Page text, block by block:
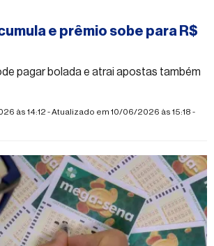
e prêmio sobe para R$
pagar bolada e atrai apostas também
às 14:12 - Atualizado em 10/06/2026 às 15:18 -